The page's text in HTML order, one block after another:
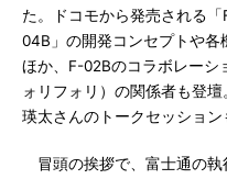
た。ドコモから発売される
04B」の開発コンセプトや各
ほか、F-02Bのコラボレーシ
ォリフォリ）の関係者も登
瑛太さんのトークセッション
冒頭の挨拶で、富士通の執